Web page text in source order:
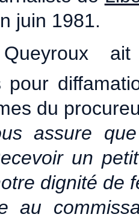
juin 1981.
pour
du
assure
un
dignité de
au